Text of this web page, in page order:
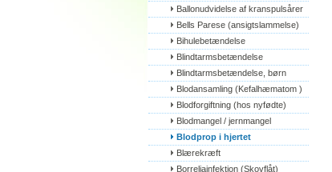
Ballonudvidelse af kranspulsårer
Bells Parese (ansigtslammelse)
Bihulebetændelse
Blindtarmsbetændelse
Blindtarmsbetændelse, børn
Blodansamling (Kefalhæmatom )
Blodforgiftning (hos nyfødte)
Blodmangel / jernmangel
Blodprop i hjertet
Blærekræft
Borreliainfektion (Skovflåt)